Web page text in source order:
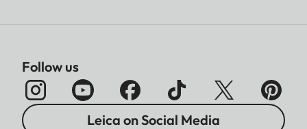
Follow us
Leica on Social Media